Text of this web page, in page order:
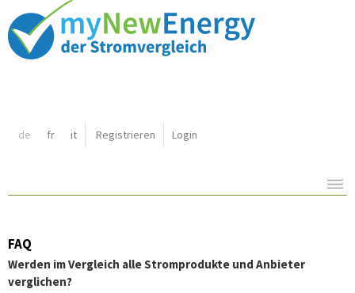
de fr it Registrieren Login
Inhalt:
FAQ
Werden im Vergleich alle Stromprodukte und Anbieter
verglichen?